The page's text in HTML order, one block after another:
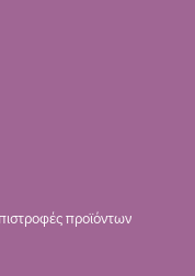
προϊόντων